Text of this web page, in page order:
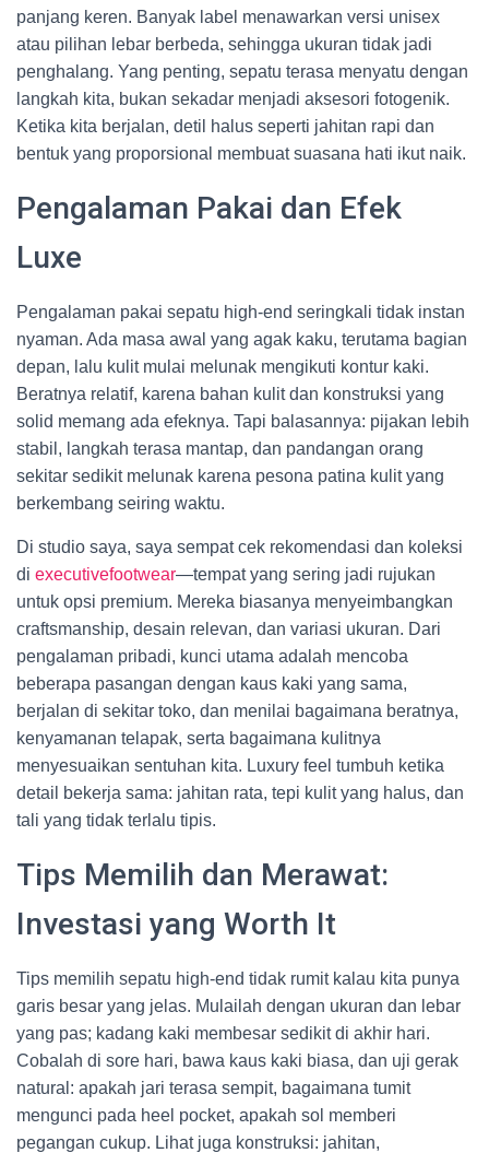
panjang keren. Banyak label menawarkan versi unisex
atau pilihan lebar berbeda, sehingga ukuran tidak jadi
penghalang. Yang penting, sepatu terasa menyatu dengan
langkah kita, bukan sekadar menjadi aksesori fotogenik.
Ketika kita berjalan, detil halus seperti jahitan rapi dan
bentuk yang proporsional membuat suasana hati ikut naik.
Pengalaman Pakai dan Efek
Luxe
Pengalaman pakai sepatu high-end seringkali tidak instan
nyaman. Ada masa awal yang agak kaku, terutama bagian
depan, lalu kulit mulai melunak mengikuti kontur kaki.
Beratnya relatif, karena bahan kulit dan konstruksi yang
solid memang ada efeknya. Tapi balasannya: pijakan lebih
stabil, langkah terasa mantap, dan pandangan orang
sekitar sedikit melunak karena pesona patina kulit yang
berkembang seiring waktu.
Di studio saya, saya sempat cek rekomendasi dan koleksi
di executivefootwear—tempat yang sering jadi rujukan
untuk opsi premium. Mereka biasanya menyeimbangkan
craftsmanship, desain relevan, dan variasi ukuran. Dari
pengalaman pribadi, kunci utama adalah mencoba
beberapa pasangan dengan kaus kaki yang sama,
berjalan di sekitar toko, dan menilai bagaimana beratnya,
kenyamanan telapak, serta bagaimana kulitnya
menyesuaikan sentuhan kita. Luxury feel tumbuh ketika
detail bekerja sama: jahitan rata, tepi kulit yang halus, dan
tali yang tidak terlalu tipis.
Tips Memilih dan Merawat:
Investasi yang Worth It
Tips memilih sepatu high-end tidak rumit kalau kita punya
garis besar yang jelas. Mulailah dengan ukuran dan lebar
yang pas; kadang kaki membesar sedikit di akhir hari.
Cobalah di sore hari, bawa kaus kaki biasa, dan uji gerak
natural: apakah jari terasa sempit, bagaimana tumit
mengunci pada heel pocket, apakah sol memberi
pegangan cukup. Lihat juga konstruksi: jahitan,